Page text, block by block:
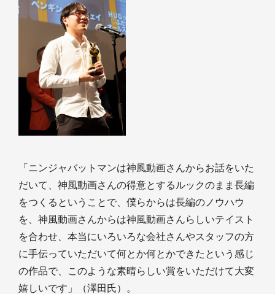
「ニンジャバットマンは神風動画さんからお話をいた
だいて、神風動画さんの得意とするルックのまま長編
をつくるということで、僕らからは長編のノウハウ
を、神風動画さんからは神風動画さんらしいテイスト
を合わせ、本当にいろいろな会社さんやスタッフの方
に手伝っていただいて何とか何とかできたという感じ
の作品で、このような素晴らしい賞をいただけて大変
嬉しいです」（澤田氏）。